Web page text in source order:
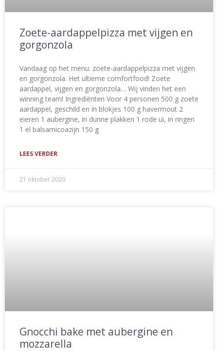
Zoete-aardappelpizza met vijgen en
gorgonzola
Vandaag op het menu: zoete-aardappelpizza met vijgen
en gorgonzola. Het ultieme comfortfood! Zoete
aardappel, vijgen en gorgonzola… Wij vinden het een
winning team! Ingrediënten Voor 4 personen 500 g zoete
aardappel, geschild en in blokjes 100 g havermout 2
eieren 1 aubergine, in dunne plakken 1 rode ui, in ringen
1 el balsamicoazijn 150 g
LEES VERDER
21 oktober 2020
Gnocchi bake met aubergine en
mozzarella